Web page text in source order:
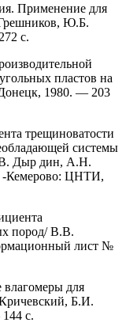
Применение для
Ю.Б.
с.
пластов на
1980. — 203
трещиноватости
системы
Дыр дин, А.Н.
-Кемерово: ЦНТИ,
пород/ В.В.
лист №
для
Б.И.
с.